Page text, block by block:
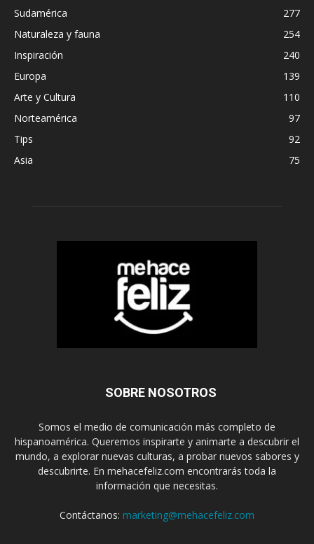
Sudamérica
277
Naturaleza y fauna
254
Inspiración
240
Europa
139
Arte y Cultura
110
Norteamérica
97
Tips
92
Asia
75
SOBRE NOSOTROS
Somos el medio de comunicación más completo de
hispanoamérica. Queremos inspirarte y animarte a descubrir el
mundo, a explorar nuevas culturas, a probar nuevos sabores y
descubrirte. En mehacefeliz.com encontrarás toda la
información que necesitas.
Contáctanos: marketing@mehacefeliz.com